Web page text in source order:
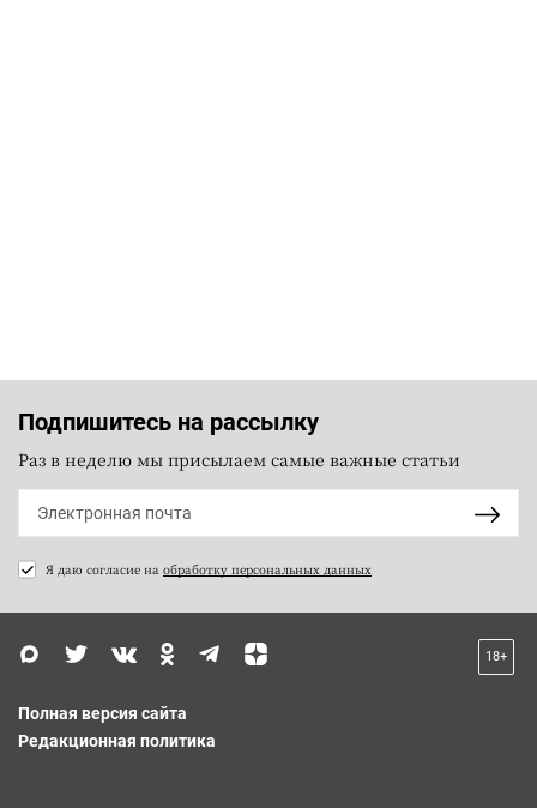
Подпишитесь на рассылку
Раз в неделю мы присылаем самые важные статьи
Я даю согласие на обработку персональных данных
18+
Полная версия сайта
Редакционная политика